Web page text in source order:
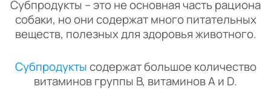
Субпродукты – это не основная часть рациона
собаки, но они содержат много питательных
веществ, полезных для здоровья животного.
Субпродуктысодержат большое количество
витаминов группы B, витаминов A и D.